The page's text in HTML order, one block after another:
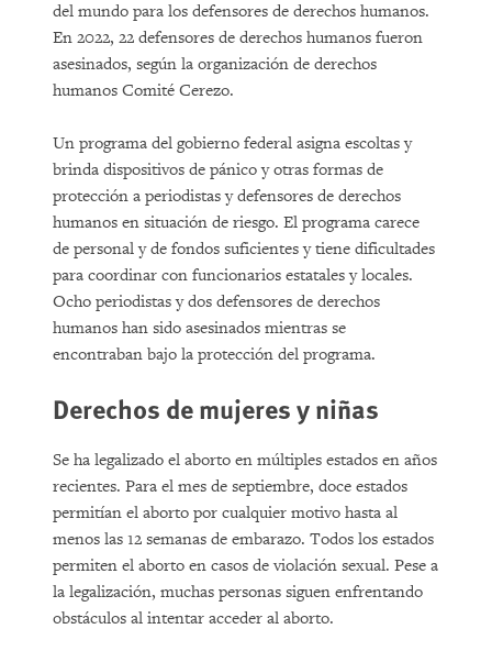
del mundo para los defensores de derechos humanos.
En 2022, 22 defensores de derechos humanos fueron
asesinados, según la organización de derechos
humanos Comité Cerezo.
Un programa del gobierno federal asigna escoltas y
brinda dispositivos de pánico y otras formas de
protección a periodistas y defensores de derechos
humanos en situación de riesgo. El programa carece
de personal y de fondos suficientes y tiene dificultades
para coordinar con funcionarios estatales y locales.
Ocho periodistas y dos defensores de derechos
humanos han sido asesinados mientras se
encontraban bajo la protección del programa.
Derechos de mujeres y niñas
Se ha legalizado el aborto en múltiples estados en años
recientes. Para el mes de septiembre, doce estados
permitían el aborto por cualquier motivo hasta al
menos las 12 semanas de embarazo. Todos los estados
permiten el aborto en casos de violación sexual. Pese a
la legalización, muchas personas siguen enfrentando
obstáculos al intentar acceder al aborto.